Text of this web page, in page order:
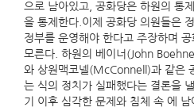
으로 남아있고, 공화당은 하원의 통
을 통제한다.이제 공화당 의원들은
정부를 운영해야 한다고 주장하며
모른다. 하원의 베이너(John
와 상원맥코넬(McConnell)과 같은
는 식의 정치가 실패했다는 결론을
기 이후 심각한 문제와 침체 속 에